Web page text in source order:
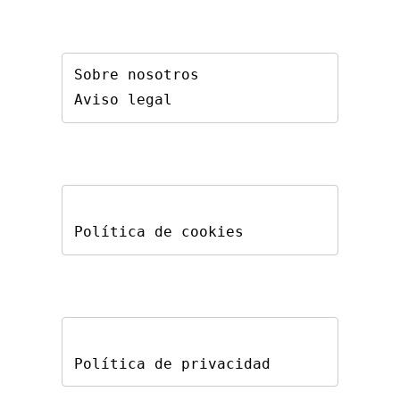
Sobre nosotros
Aviso legal
Política de cookies
Política de privacidad